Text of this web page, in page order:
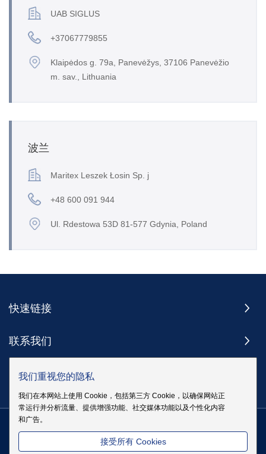
UAB SIGLUS
+37067779855
Klaipėdos g. 79a, Panevėžys, 37106 Panevėžio
m. sav., Lithuania
波兰
Maritex Leszek Łosin Sp. j
+48 600 091 944
Ul. Rdestowa 53D 81-577 Gdynia, Poland
快速链接
联系我们
订阅
版权 @ 伊戈尔电气股份有限公司版权所有| 站点地图 | 隐私政策 粤
我们重视您的隐私
我们在本网站上使用 Cookie，包括第三方 Cookie，以确保网站正
常运行并分析流量、提供增强功能、社交媒体功能以及个性化内容
和广告。
接受所有 Cookies